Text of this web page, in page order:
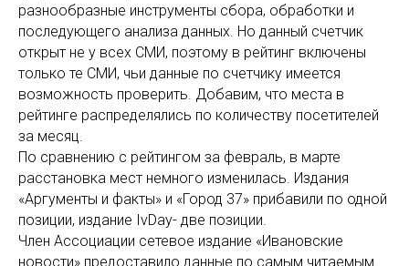
разнообразные инструменты сбора, обработки и
последующего анализа данных. Но данный счетчик
открыт не у всех СМИ, поэтому в рейтинг включены
только те СМИ, чьи данные по счетчику имеется
возможность проверить. Добавим, что места в
рейтинге распределялись по количеству посетителей
за месяц.
По сравнению с рейтингом за февраль, в марте
расстановка мест немного изменилась. Издания
«Аргументы и факты» и «Город 37» прибавили по одной
позиции, издание IvDay- две позиции.
Член Ассоциации сетевое издание «Ивановские
новости» предоставило данные по самым читаемым